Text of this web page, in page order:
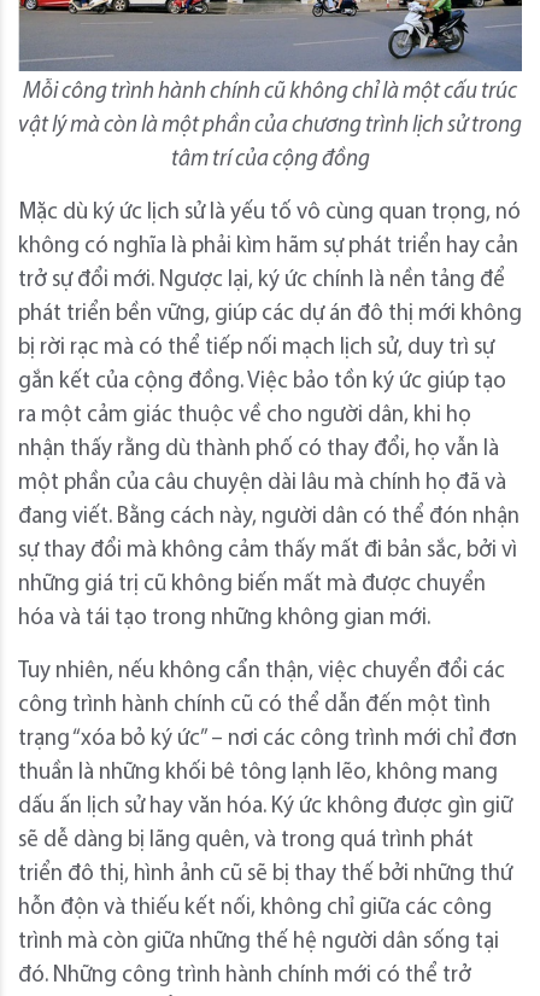
Mỗi công trình hành chính cũ không chỉ là một cấu trúc
vật lý mà còn là một phần của chương trình lịch sử trong
tâm trí của cộng đồng
Mặc dù ký ức lịch sử là yếu tố vô cùng quan trọng, nó
không có nghĩa là phải kìm hãm sự phát triển hay cản
trở sự đổi mới. Ngược lại, ký ức chính là nền tảng để
phát triển bền vững, giúp các dự án đô thị mới không
bị rời rạc mà có thể tiếp nối mạch lịch sử, duy trì sự
gắn kết của cộng đồng. Việc bảo tồn ký ức giúp tạo
ra một cảm giác thuộc về cho người dân, khi họ
nhận thấy rằng dù thành phố có thay đổi, họ vẫn là
một phần của câu chuyện dài lâu mà chính họ đã và
đang viết. Bằng cách này, người dân có thể đón nhận
sự thay đổi mà không cảm thấy mất đi bản sắc, bởi vì
những giá trị cũ không biến mất mà được chuyển
hóa và tái tạo trong những không gian mới.
Tuy nhiên, nếu không cẩn thận, việc chuyển đổi các
công trình hành chính cũ có thể dẫn đến một tình
trạng “xóa bỏ ký ức” – nơi các công trình mới chỉ đơn
thuần là những khối bê tông lạnh lẽo, không mang
dấu ấn lịch sử hay văn hóa. Ký ức không được gìn giữ
sẽ dễ dàng bị lãng quên, và trong quá trình phát
triển đô thị, hình ảnh cũ sẽ bị thay thế bởi những thứ
hỗn độn và thiếu kết nối, không chỉ giữa các công
trình mà còn giữa những thế hệ người dân sống tại
đó. Những công trình hành chính mới có thể trở